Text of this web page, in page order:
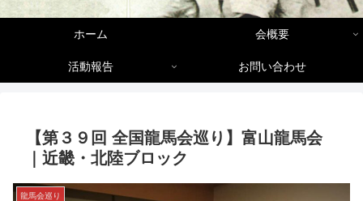
ホーム 会概要
活動報告 お問い合わせ
【第３９回 全国龍馬会巡り】富山龍馬会
｜近畿・北陸ブロック
龍馬会巡り